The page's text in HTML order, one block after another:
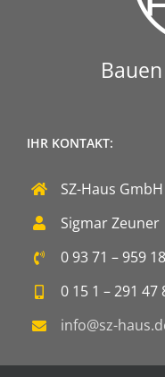
IHR KONTAKT:
SZ-Haus
Sigmar Zeuner
0 93 71 – 959
0 15 1 – 291 47
info@sz-